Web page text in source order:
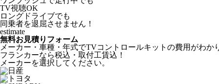
TV視聴OK
ロングドライブでも
同乗者を退屈させません！
estimate
無料お見積りフォーム
メーカー・車種・年式でTVコントロールキットの費用がわか
フランカーなら税込・取付工賃込！
メーカーを選択してください。